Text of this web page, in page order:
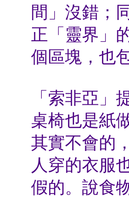
間」沒錯；
正「靈界」
個區塊，也
「索非亞」
桌椅也是紙
其實不會的
人穿的衣服
假的。說食